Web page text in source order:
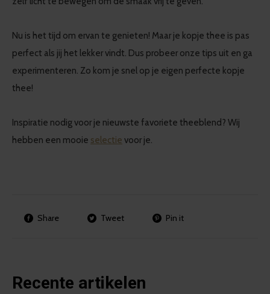
Nu is het tijd om ervan te genieten! Maar je kopje thee is pas
perfect als jij het lekker vindt. Dus probeer onze tips uit en ga
experimenteren. Zo kom je snel op je eigen perfecte kopje
thee!
Inspiratie nodig voor je nieuwste favoriete theeblend? Wij
hebben een mooie selectie voor je.
Share Tweet Pin it
Recente artikelen